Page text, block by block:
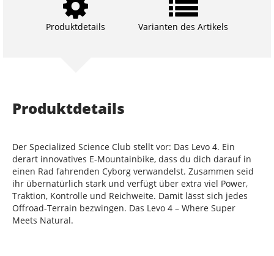
Produktdetails Varianten des Artikels
Produktdetails
Der Specialized Science Club stellt vor: Das Levo 4. Ein
derart innovatives E-Mountainbike, dass du dich darauf in
einen Rad fahrenden Cyborg verwandelst. Zusammen seid
ihr übernatürlich stark und verfügt über extra viel Power,
Traktion, Kontrolle und Reichweite. Damit lässt sich jedes
Offroad-Terrain bezwingen. Das Levo 4 – Where Super
Meets Natural.